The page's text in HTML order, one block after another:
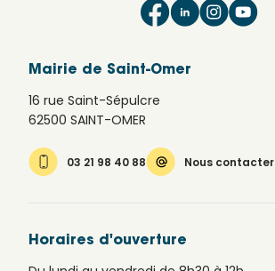
Mairie de Saint-Omer
16 rue Saint-Sépulcre
62500 SAINT-OMER
03 21 98 40 88 Nous contacter
Horaires d'ouverture